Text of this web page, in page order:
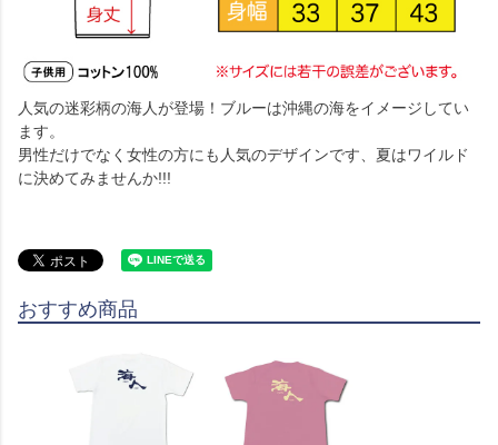
人気の迷彩柄の海人が登場！ブルーは沖縄の海をイメージしてい
ます。
男性だけでなく女性の方にも人気のデザインです、夏はワイルド
に決めてみませんか!!!
おすすめ商品